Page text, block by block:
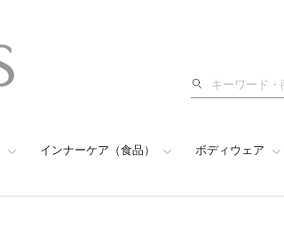
検
インナーケア（食品） ボディウェア